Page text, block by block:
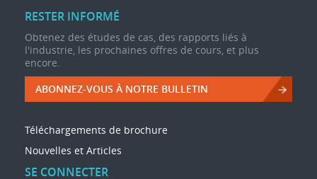
RESTER INFORMÉ
Obtenez des études de cas, des rapports liés à
l'industrie, les prochaines offres de cours, et plus
encore.
ABONNEZ-VOUS À NOTRE BULLETIN
Téléchargements de brochure
Nouvelles et Articles
SE CONNECTER